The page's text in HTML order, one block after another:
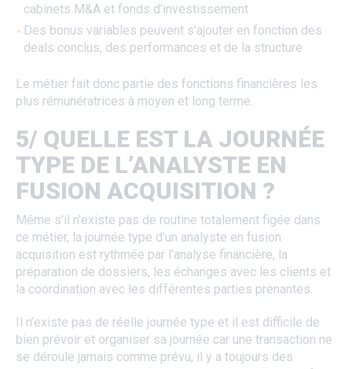
cabinets M&A et fonds d’investissement
Des bonus variables peuvent s’ajouter en fonction des
deals conclus, des performances et de la structure
Le métier fait donc partie des fonctions financières les
plus rémunératrices à moyen et long terme.
5/ QUELLE EST LA JOURNÉE
TYPE DE L’ANALYSTE EN
FUSION ACQUISITION ?
Même s’il n’existe pas de routine totalement figée dans
ce métier, la journée type d’un analyste en fusion
acquisition est rythmée par l’analyse financière, la
préparation de dossiers, les échanges avec les clients et
la coordination avec les différentes parties prenantes.
Il n’existe pas de réelle journée type et il est difficile de
bien prévoir et organiser sa journée car une transaction ne
se déroule jamais comme prévu, il y a toujours des